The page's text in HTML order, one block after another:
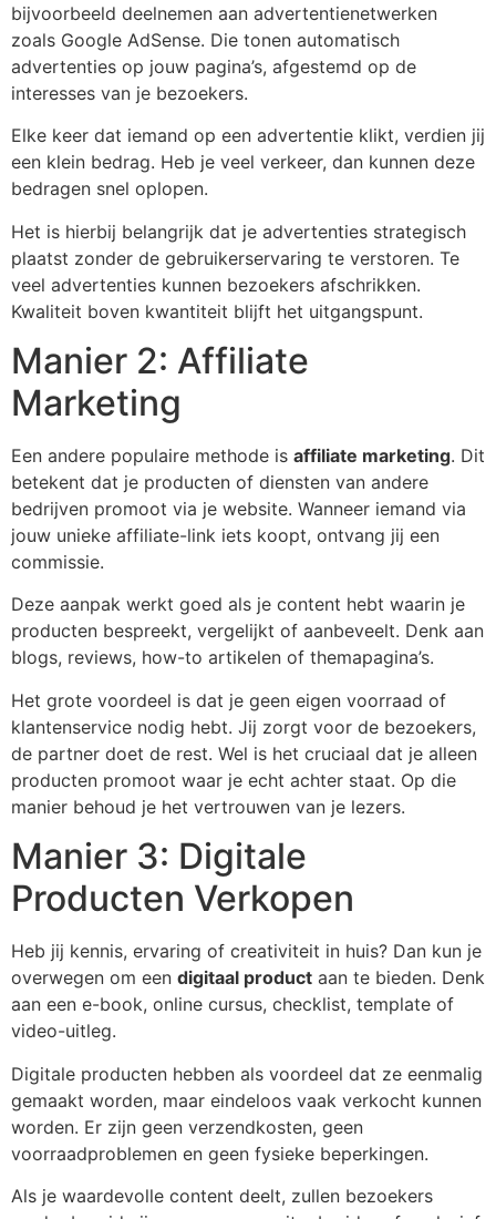
bijvoorbeeld deelnemen aan advertentienetwerken
zoals Google AdSense. Die tonen automatisch
advertenties op jouw pagina’s, afgestemd op de
interesses van je bezoekers.
Elke keer dat iemand op een advertentie klikt, verdien jij
een klein bedrag. Heb je veel verkeer, dan kunnen deze
bedragen snel oplopen.
Het is hierbij belangrijk dat je advertenties strategisch
plaatst zonder de gebruikerservaring te verstoren. Te
veel advertenties kunnen bezoekers afschrikken.
Kwaliteit boven kwantiteit blijft het uitgangspunt.
Manier 2: Affiliate
Marketing
Een andere populaire methode is affiliate marketing. Dit
betekent dat je producten of diensten van andere
bedrijven promoot via je website. Wanneer iemand via
jouw unieke affiliate-link iets koopt, ontvang jij een
commissie.
Deze aanpak werkt goed als je content hebt waarin je
producten bespreekt, vergelijkt of aanbeveelt. Denk aan
blogs, reviews, how-to artikelen of themapagina’s.
Het grote voordeel is dat je geen eigen voorraad of
klantenservice nodig hebt. Jij zorgt voor de bezoekers,
de partner doet de rest. Wel is het cruciaal dat je alleen
producten promoot waar je echt achter staat. Op die
manier behoud je het vertrouwen van je lezers.
Manier 3: Digitale
Producten Verkopen
Heb jij kennis, ervaring of creativiteit in huis? Dan kun je
overwegen om een digitaal product aan te bieden. Denk
aan een e-book, online cursus, checklist, template of
video-uitleg.
Digitale producten hebben als voordeel dat ze eenmalig
gemaakt worden, maar eindeloos vaak verkocht kunnen
worden. Er zijn geen verzendkosten, geen
voorraadproblemen en geen fysieke beperkingen.
Als je waardevolle content deelt, zullen bezoekers